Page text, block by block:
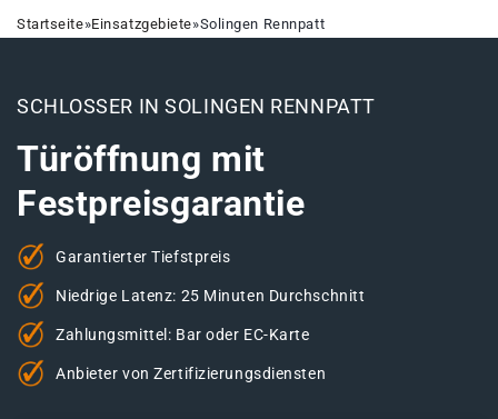
Startseite»Einsatzgebiete»Solingen Rennpatt
SCHLOSSER IN SOLINGEN RENNPATT
Türöffnung mit
Festpreisgarantie
Garantierter Tiefstpreis
Niedrige Latenz: 25 Minuten Durchschnitt
Zahlungsmittel: Bar oder EC-Karte
Anbieter von Zertifizierungsdiensten